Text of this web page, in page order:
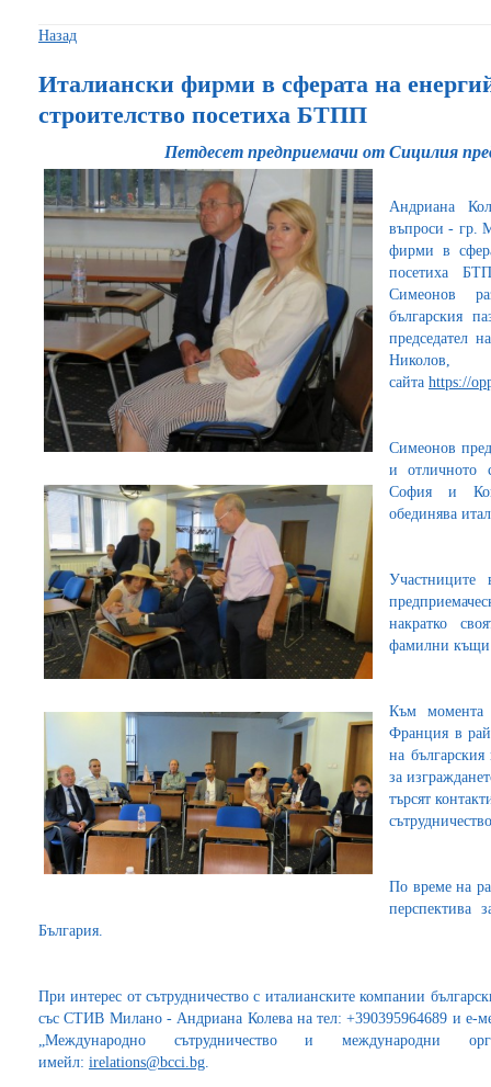
Назад
Италиански фирми в сферата на
строителство посетиха БТПП
Петдесет предприемачи от Сицилия
Андриана
въпроси - гр.
фирми в
посетиха
Симеонов
българския
председател
сайта https://
Симеонов
и отличното
София и
обединява
Участниците
накратко
фамилни къщи
Към момента
Франция в
на
за
търсят
По време на
перспектива
България.
При интерес от сътрудничество с италианските компании
със СТИВ Милано - Андриана Колева на тел: +390395964689 и е-
„Международно сътрудничество и международни
имейл: irelations@bcci.bg.